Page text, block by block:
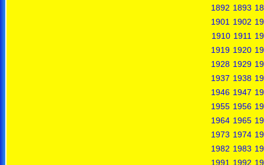
1892 1893
1901 1902
1910 1911
1919 1920
1928 1929
1937 1938
1946 1947
1955 1956
1964 1965
1973 1974
1982 1983
1991 1992